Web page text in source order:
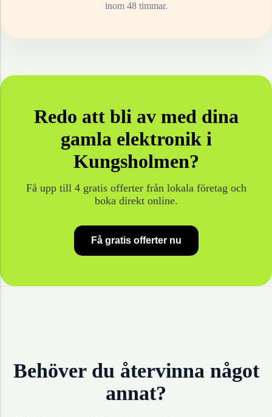
inom 48 timmar.
Redo att bli av med dina
gamla elektroniki
Kungsholmen?
Få upp till 4 gratis offerter från lokala företag och
boka direkt online.
Få gratis offerter nu
Behöver du återvinna något
annat?